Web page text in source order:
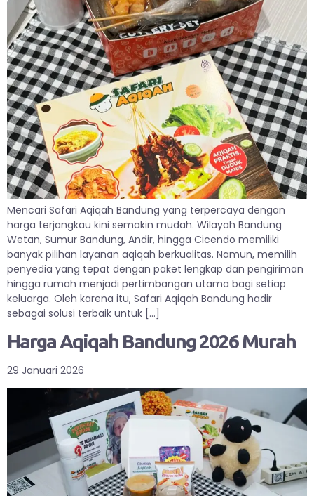
Mencari Safari Aqiqah Bandung yang terpercaya dengan
harga terjangkau kini semakin mudah. Wilayah Bandung
Wetan, Sumur Bandung, Andir, hingga Cicendo memiliki
banyak pilihan layanan aqiqah berkualitas. Namun, memilih
penyedia yang tepat dengan paket lengkap dan pengiriman
hingga rumah menjadi pertimbangan utama bagi setiap
keluarga. Oleh karena itu, Safari Aqiqah Bandung hadir
sebagai solusi terbaik untuk […]
Harga Aqiqah Bandung 2026 Murah
29 Januari 2026